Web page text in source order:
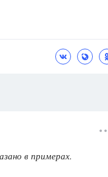
в примерах.